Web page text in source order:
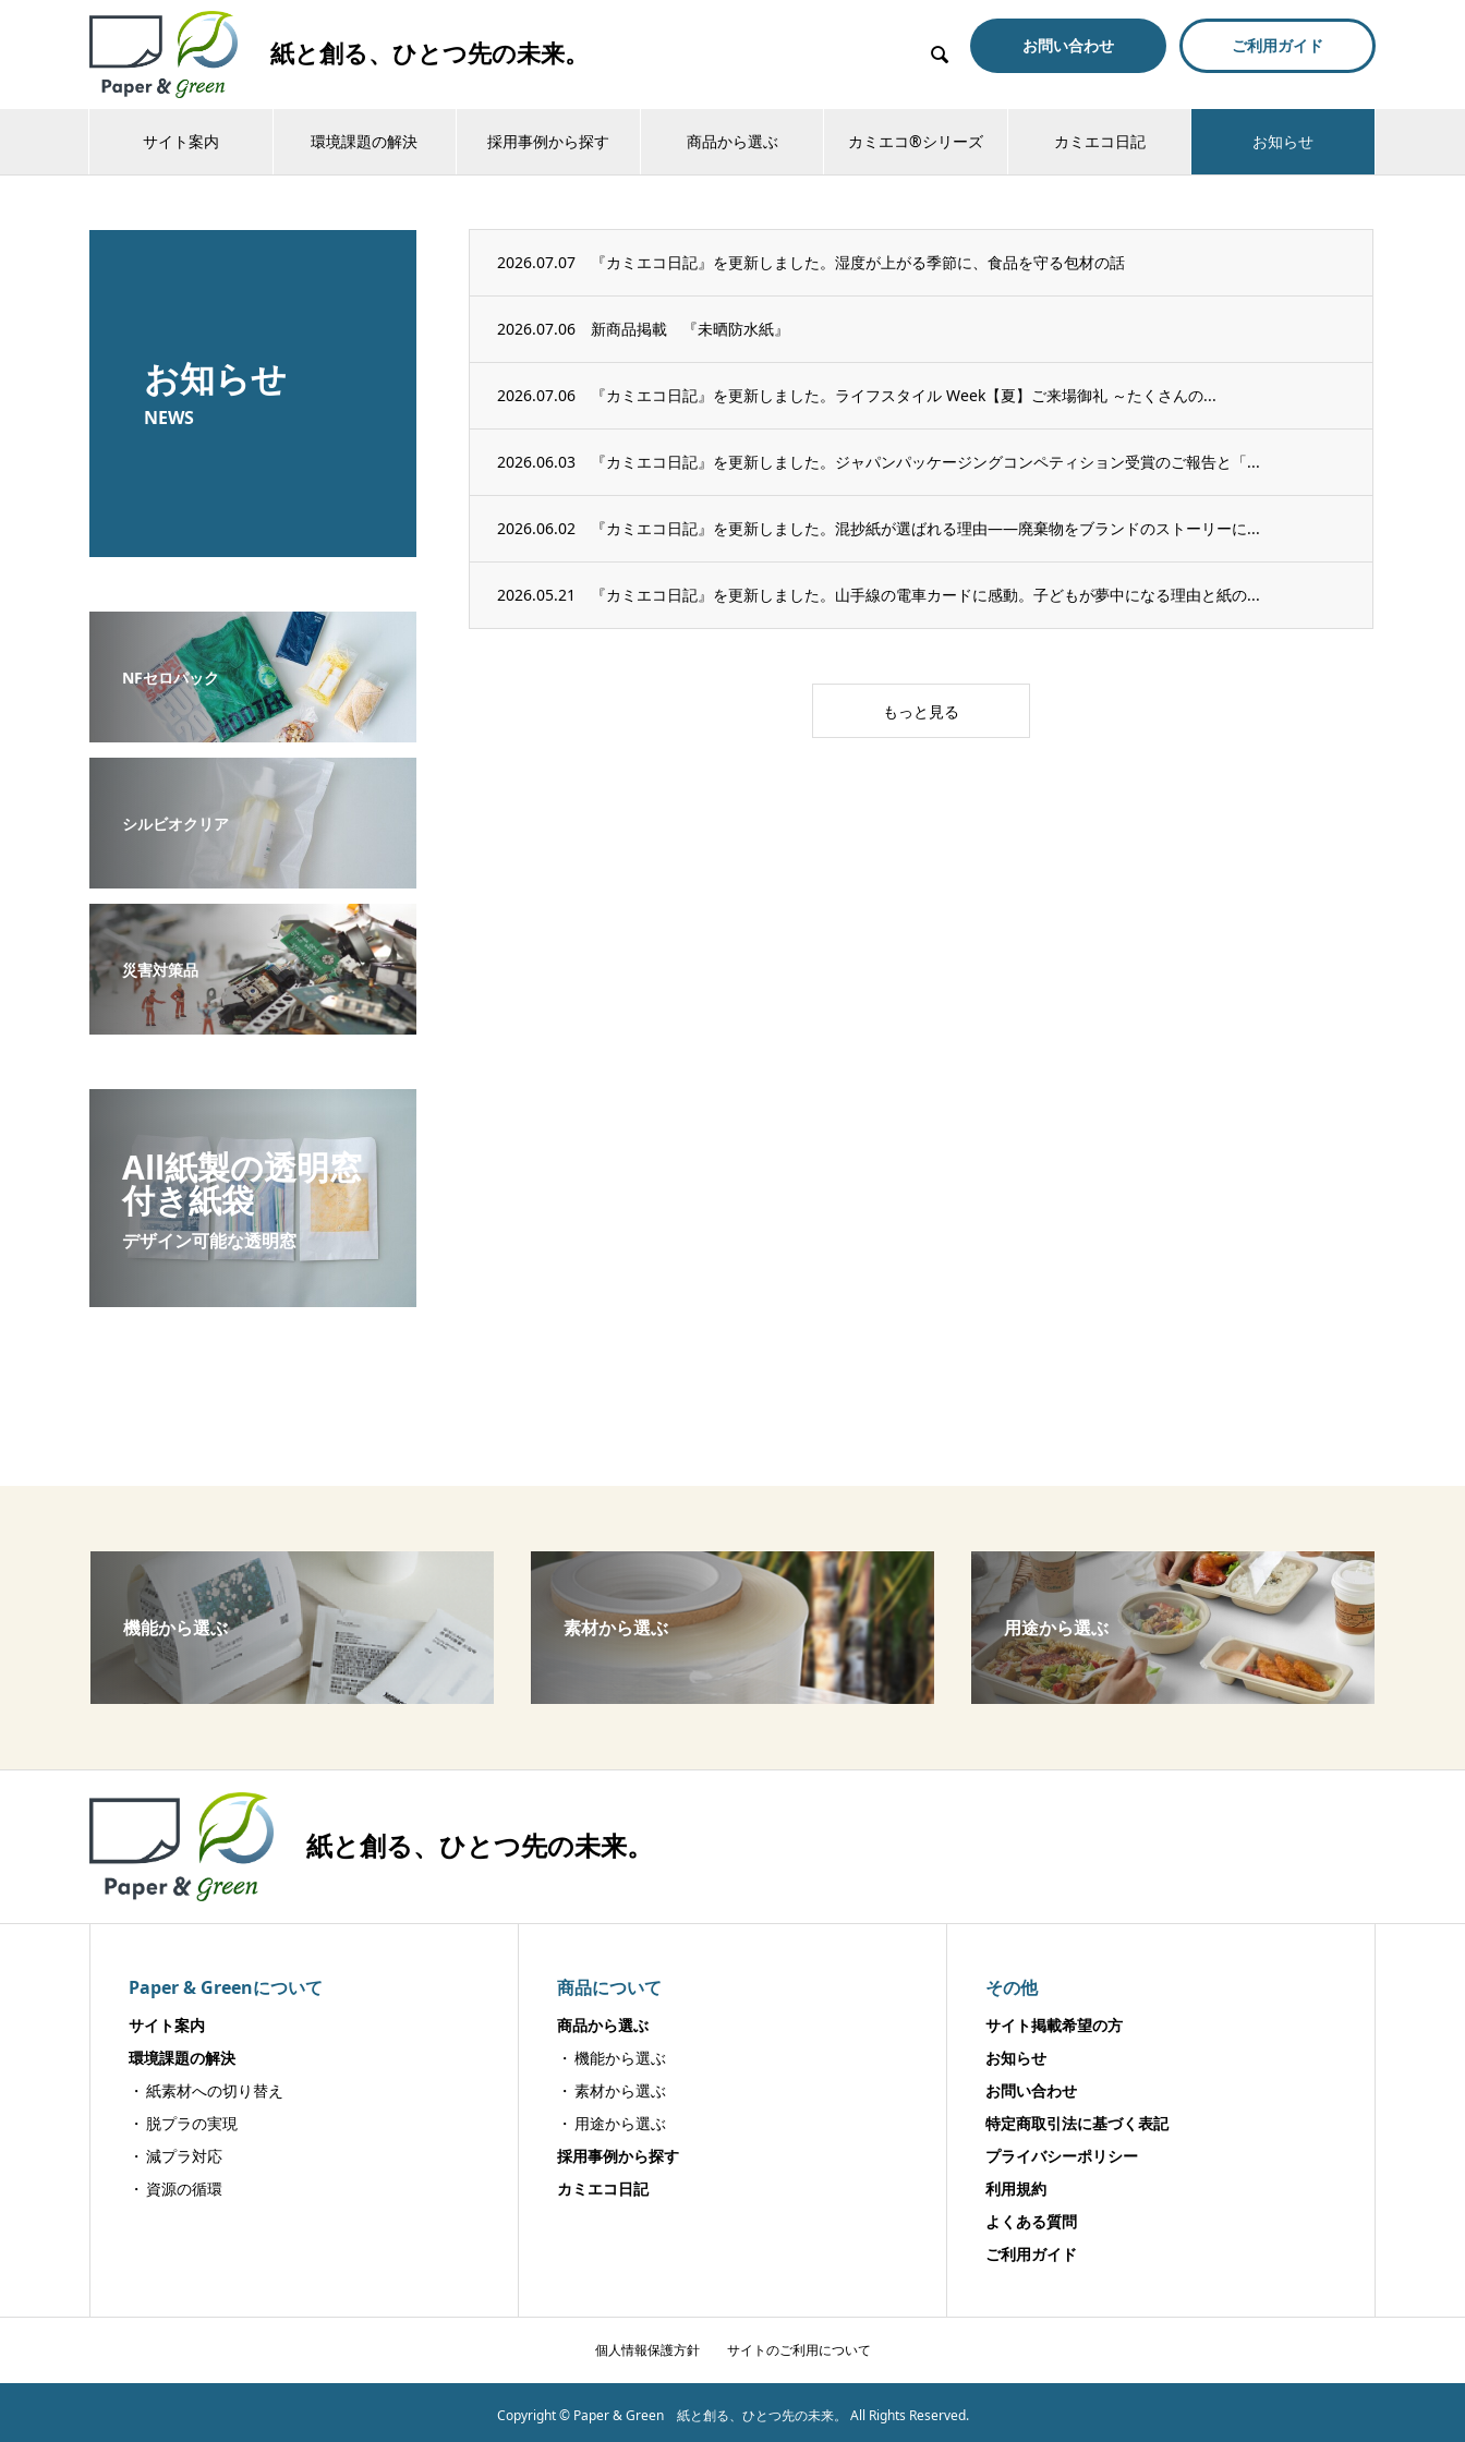
紙と創る、ひとつ先の未来。  お問い合わせ ご利用ガイド
サイト案内 環境課題の解決 採用事例から探す 商品から選ぶ カミエコ®シリーズ カミエコ日記 お知らせ
お知らせ
NEWS
2026.07.07 『カミエコ日記』を更新しました。湿度が上がる季節に、食品を守る包材の話
2026.07.06 新商品掲載 『未晒防水紙』
2026.07.06 『カミエコ日記』を更新しました。ライフスタイル Week【夏】ご来場御礼 ～たくさんの...
2026.06.03 『カミエコ日記』を更新しました。ジャパンパッケージングコンペティション受賞のご報告と「...
2026.06.02 『カミエコ日記』を更新しました。混抄紙が選ばれる理由——廃棄物をブランドのストーリーに...
2026.05.21 『カミエコ日記』を更新しました。山手線の電車カードに感動。子どもが夢中になる理由と紙の...
もっと見る
NFセロパック
シルビオクリア
災害対策品
All紙製の透明窓
付き紙袋
デザイン可能な透明窓
機能から選ぶ 素材から選ぶ 用途から選ぶ
紙と創る、ひとつ先の未来。
Paper & Greenについて
サイト案内
環境課題の解決
紙素材への切り替え
脱プラの実現
減プラ対応
資源の循環
商品について
商品から選ぶ
機能から選ぶ
素材から選ぶ
用途から選ぶ
採用事例から探す
カミエコ日記
その他
サイト掲載希望の方
お知らせ
お問い合わせ
特定商取引法に基づく表記
プライバシーポリシー
利用規約
よくある質問
ご利用ガイド
個人情報保護方針 サイトのご利用について
Copyright © Paper & Green 紙と創る、ひとつ先の未来。 All Rights Reserved.